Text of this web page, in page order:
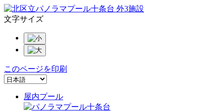
文字サイズ
このページを印刷
屋内プール